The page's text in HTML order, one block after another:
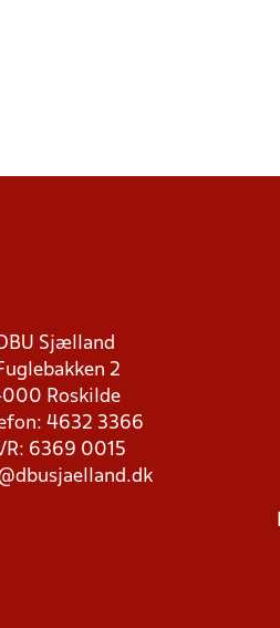
DBU Sjælland
2
Roskilde
4632 3366
6369 0015